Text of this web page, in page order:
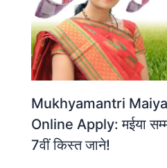
Mukhyamantri
Online Apply: मईया
7वीं किस्त जाने!